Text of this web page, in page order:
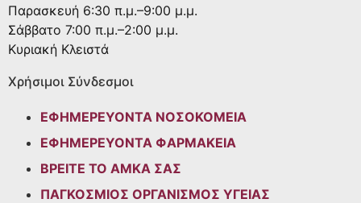
Παρασκευή 6:30 π.μ.–9:00 μ.μ.
Σάββατο 7:00 π.μ.–2:00 μ.μ.
Κυριακή Κλειστά
Χρήσιμοι Σύνδεσμοι
ΕΦΗΜΕΡΕΥΟΝΤΑ ΝΟΣΟΚΟΜΕΙΑ
ΕΦΗΜΕΡΕΥΟΝΤΑ ΦΑΡΜΑΚΕΙΑ
ΒΡΕΙΤΕ ΤΟ ΑΜΚΑ ΣΑΣ
ΠΑΓΚΟΣΜΙΟΣ ΟΡΓΑΝΙΣΜΟΣ ΥΓΕΙΑΣ